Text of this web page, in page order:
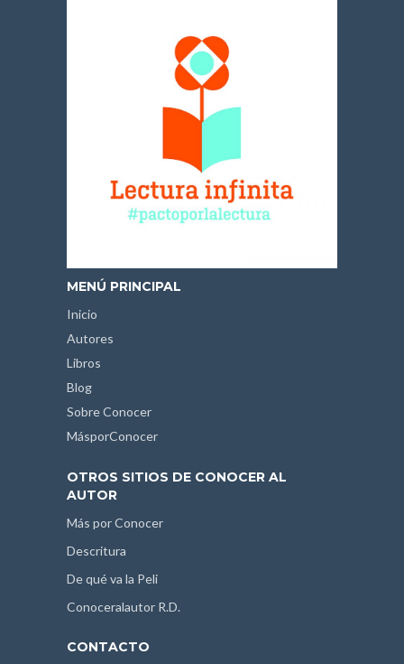
MENÚ PRINCIPAL
Inicio
Autores
Libros
Blog
Sobre Conocer
MásporConocer
OTROS SITIOS DE CONOCER AL
AUTOR
Más por Conocer
Descritura
De qué va la Peli
Conoceralautor R.D.
CONTACTO